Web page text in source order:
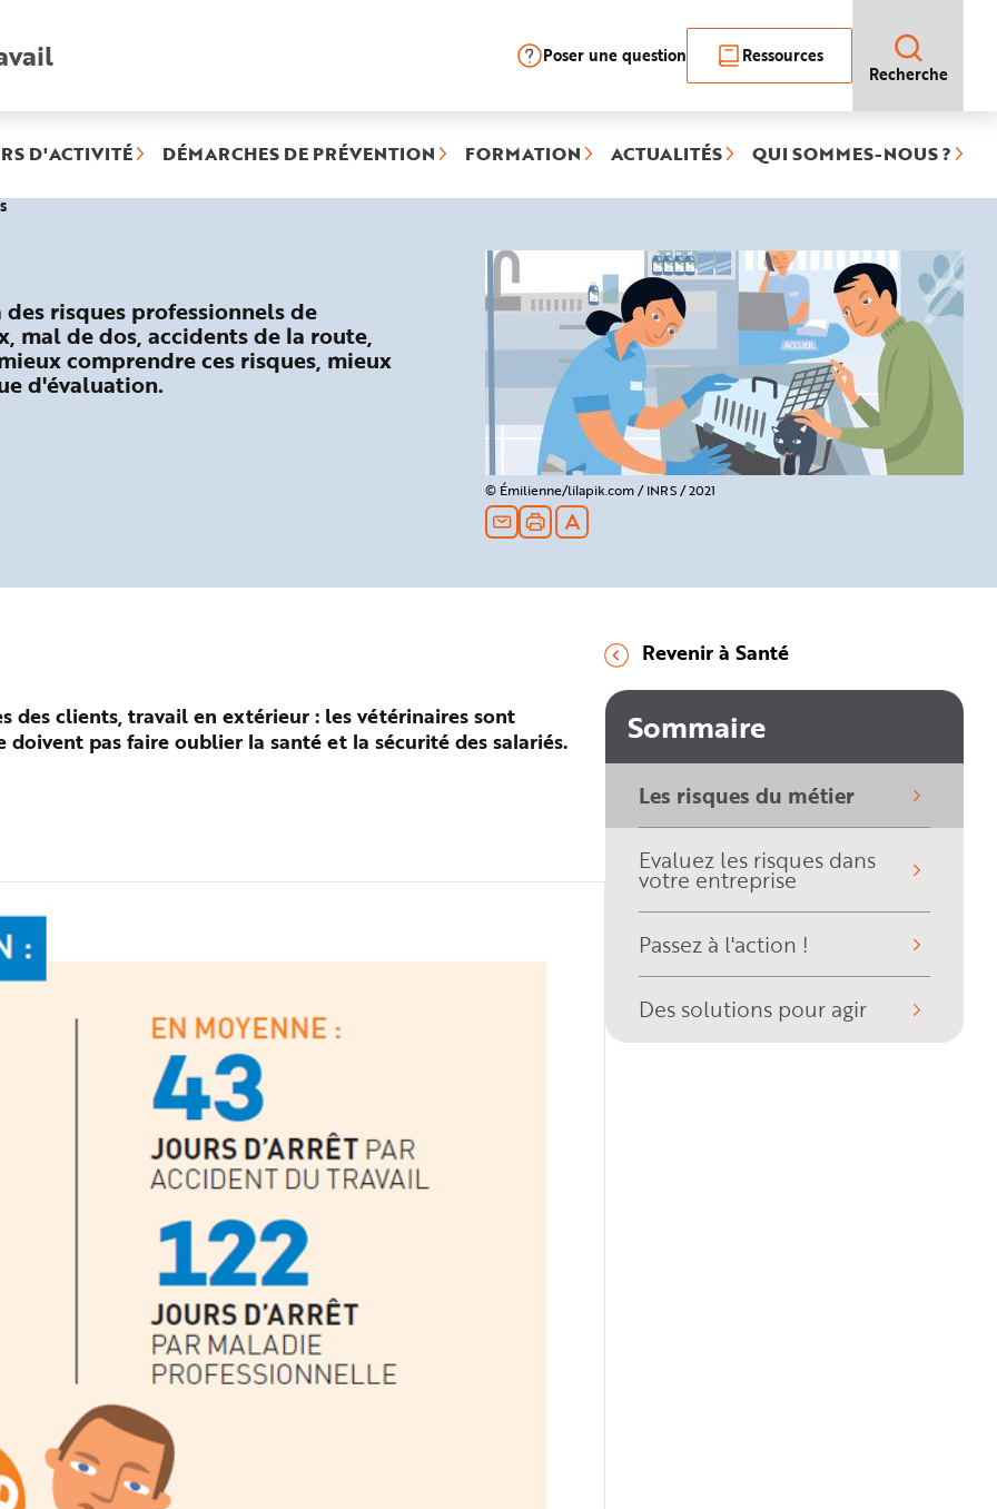
Recherche Poser une question
Ressources
Recherche
D'ACTIVITÉ DÉMARCHES DE PRÉVENTION FORMATION ACTUALITÉS QUI SOMMES-NOUS ?
(rubrique
risques professionnels de
mal de dos, accidents de la route,
comprendre ces risques, mieux
d'évaluation.
© Émilienne/lilapik.com / INRS / 2021
des clients, travail en extérieur : les vétérinaires sont
pas faire oublier la santé et la sécurité des salariés.
Revenir à Santé
Sommaire
Les risques du métier
(sélectionné)
Evaluez les risques dans
votre entreprise
Passez à l'action !
Des solutions pour agir